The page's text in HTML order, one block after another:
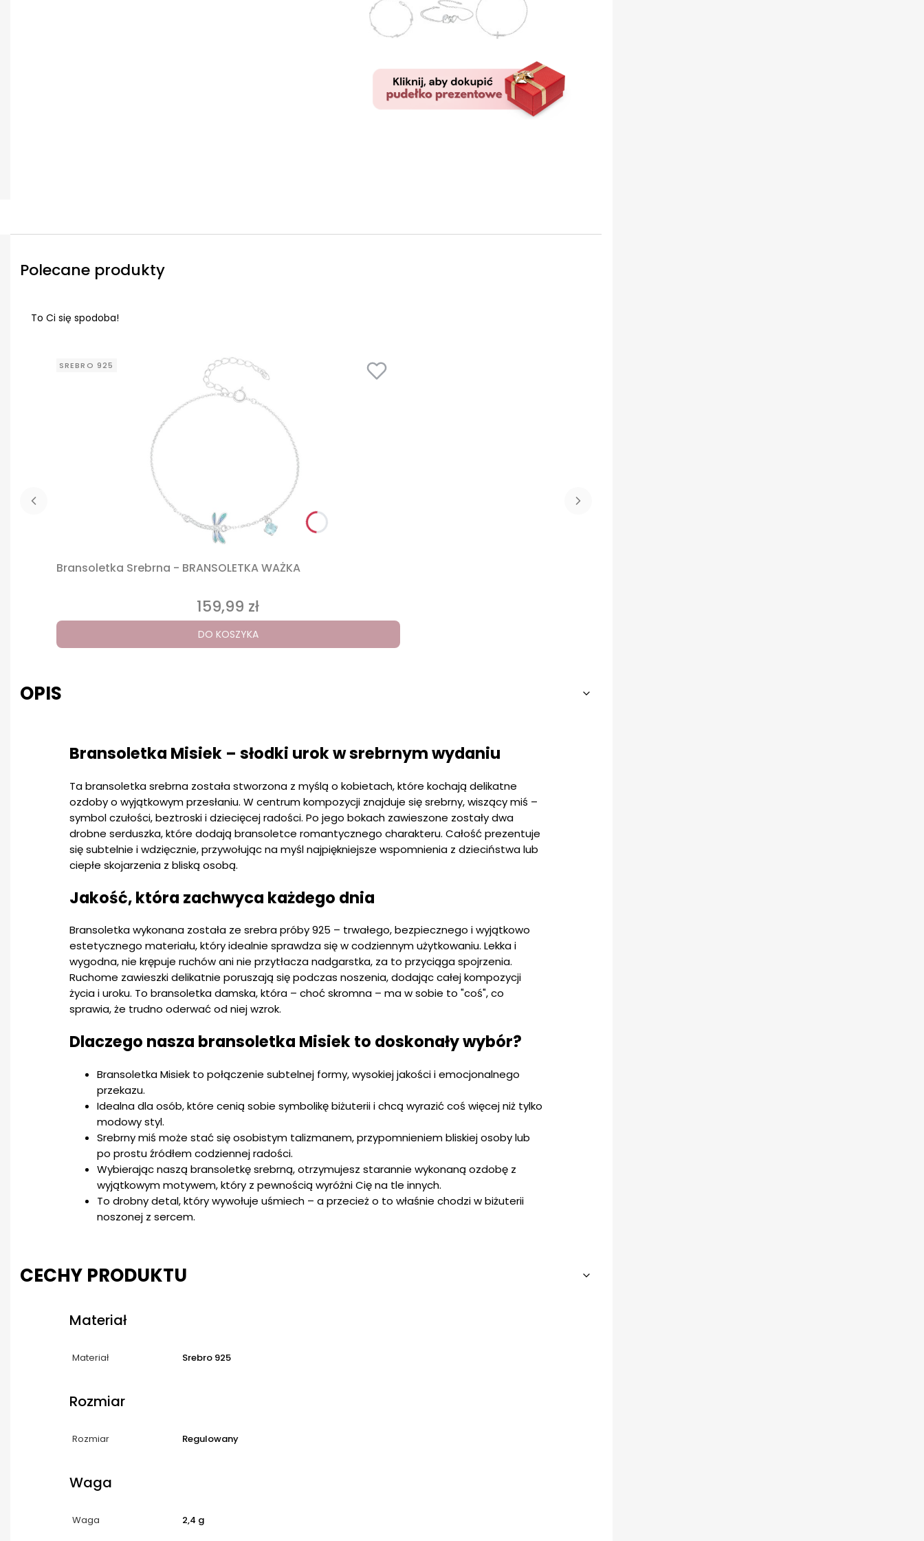
Polecane produkty
To Ci się spodoba!
SREBRO 925
Bransoletka Srebrna - BRANSOLETKA WAŻKA
Cena
159,99 zł
DO KOSZYKA
OPIS
Bransoletka Misiek – słodki urok w srebrnym wydaniu
Ta bransoletka srebrna została stworzona z myślą o kobietach, które kochają delikatne
ozdoby o wyjątkowym przesłaniu. W centrum kompozycji znajduje się srebrny, wiszący miś –
symbol czułości, beztroski i dziecięcej radości. Po jego bokach zawieszone zostały dwa
drobne serduszka, które dodają bransoletce romantycznego charakteru. Całość prezentuje
się subtelnie i wdzięcznie, przywołując na myśl najpiękniejsze wspomnienia z dzieciństwa lub
ciepłe skojarzenia z bliską osobą.
Jakość, która zachwyca każdego dnia
Bransoletka wykonana została ze srebra próby 925 – trwałego, bezpiecznego i wyjątkowo
estetycznego materiału, który idealnie sprawdza się w codziennym użytkowaniu. Lekka i
wygodna, nie krępuje ruchów ani nie przytłacza nadgarstka, za to przyciąga spojrzenia.
Ruchome zawieszki delikatnie poruszają się podczas noszenia, dodając całej kompozycji
życia i uroku. To bransoletka damska, która – choć skromna – ma w sobie to "coś", co
sprawia, że trudno oderwać od niej wzrok.
Dlaczego nasza bransoletka Misiek to doskonały wybór?
Bransoletka Misiek to połączenie subtelnej formy, wysokiej jakości i emocjonalnego
przekazu.
Idealna dla osób, które cenią sobie symbolikę biżuterii i chcą wyrazić coś więcej niż tylko
modowy styl.
Srebrny miś może stać się osobistym talizmanem, przypomnieniem bliskiej osoby lub
po prostu źródłem codziennej radości.
Wybierając naszą bransoletkę srebrną, otrzymujesz starannie wykonaną ozdobę z
wyjątkowym motywem, który z pewnością wyróżni Cię na tle innych.
To drobny detal, który wywołuje uśmiech – a przecież o to właśnie chodzi w biżuterii
noszonej z sercem.
CECHY PRODUKTU
Materiał
Materiał Srebro 925
Rozmiar
Rozmiar Regulowany
Waga
Waga 2,4 g